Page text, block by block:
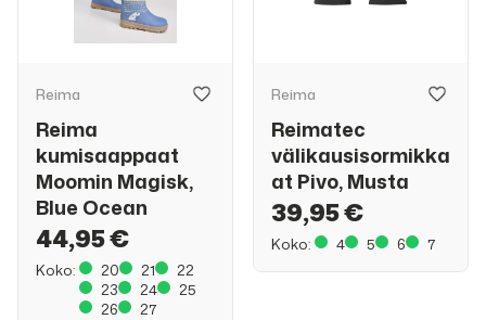
Reima
Reima
kumisaappaat
Moomin Magisk,
Blue Ocean
44,95 €
Koko: 20 21
22
23
24
25
26
27
Reima
Reimatec
välikausisormikka
at Pivo, Musta
39,95 €
Koko: 4 5 6 7